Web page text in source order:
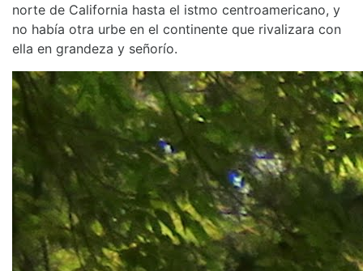
norte de California hasta el istmo centroamericano, y
no había otra urbe en el continente que rivalizara con
ella en grandeza y señorío.